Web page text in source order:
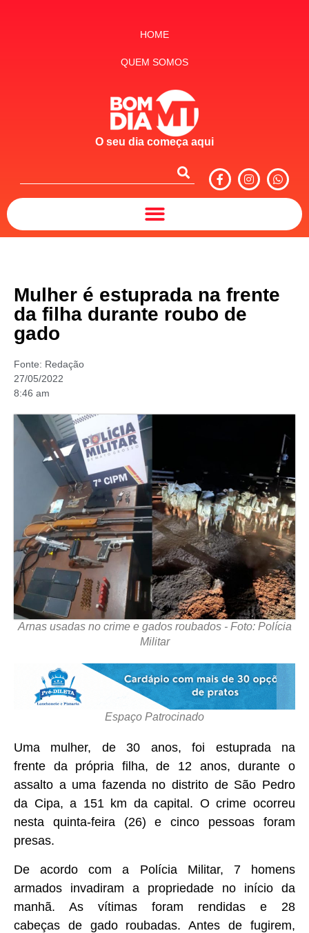
HOME
QUEM SOMOS
O seu dia começa aqui
Mulher é estuprada na frente
da filha durante roubo de
gado
Fonte: Redação
27/05/2022
8:46 am
Arnas usadas no crime e gados roubados - Foto: Polícia
Militar
Espaço Patrocinado
Uma mulher, de 30 anos, foi estuprada na
frente da própria filha, de 12 anos, durante o
assalto a uma fazenda no distrito de São Pedro
da Cipa, a 151 km da capital. O crime ocorreu
nesta quinta-feira (26) e cinco pessoas foram
presas.
De acordo com a Polícia Militar, 7 homens
armados invadiram a propriedade no início da
manhã. As vítimas foram rendidas e 28
cabeças de gado roubadas. Antes de fugirem,